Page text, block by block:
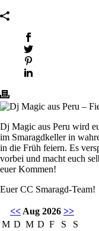
Dj Magic aus Peru wird
im Smaragdkeller in
in die Früh feiern. Es
vorbei und macht euch
euer Kommen!
Euer CC Smaragd-Team!
<< Aug 2026 >>
M D M D F S
S